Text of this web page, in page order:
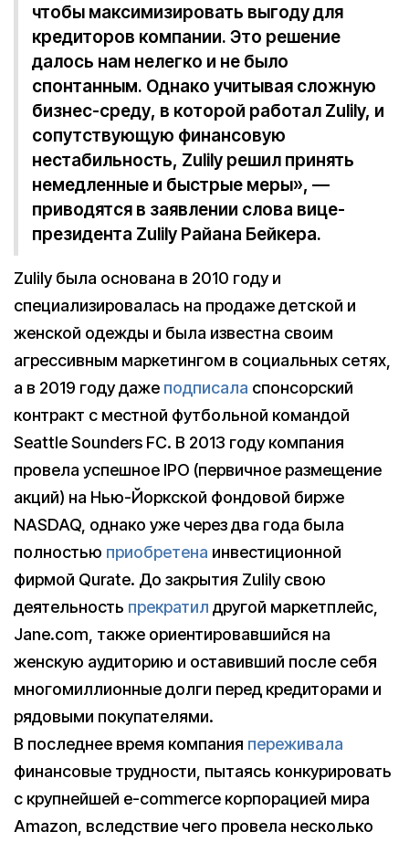
чтобы максимизировать выгоду для
кредиторов компании. Это решение
далось нам нелегко и не было
спонтанным. Однако учитывая сложную
бизнес-среду, в которой работал Zulily, и
сопутствующую финансовую
нестабильность, Zulily решил принять
немедленные и быстрые меры», —
приводятся в заявлении слова вице-
президента Zulily Райана Бейкера.
Zulily была основана в 2010 году и
специализировалась на продаже детской и
женской одежды и была известна своим
агрессивным маркетингом в социальных сетях,
а в 2019 году даже подписала спонсорский
контракт с местной футбольной командой
Seattle Sounders FC. В 2013 году компания
провела успешное IPO (первичное размещение
акций) на Нью-Йоркской фондовой бирже
NASDAQ, однако уже через два года была
полностью приобретена инвестиционной
фирмой Qurate. До закрытия Zulily свою
деятельность прекратил другой маркетплейс,
Jane.com, также ориентировавшийся на
женскую аудиторию и оставивший после себя
многомиллионные долги перед кредиторами и
рядовыми покупателями.
В последнее время компания переживала
финансовые трудности, пытаясь конкурировать
с крупнейшей e-commerce корпорацией мира
Amazon, вследствие чего провела несколько